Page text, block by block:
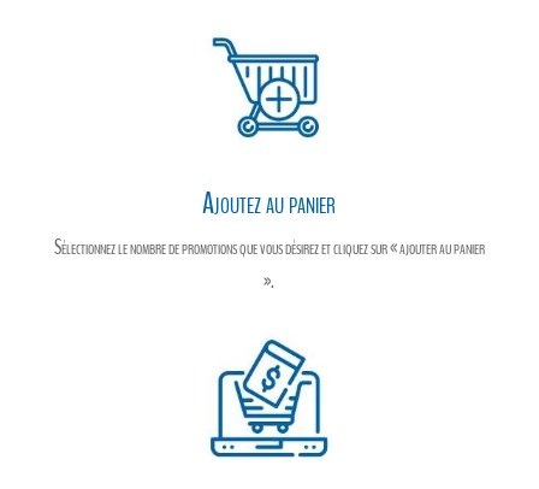
Ajoutez au panier
Sélectionnez le nombre de promotions que vous désirez et cliquez sur « ajouter au panier
».